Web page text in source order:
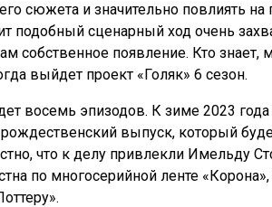
сюжета и значительно повлиять на
подобный сценарный ход очень
собственное появление. Кто
выйдет проект «Голяк» 6 сезон.
восемь эпизодов. К зиме 2023
выпуск, который
что к делу привлекли Имельду
по многосерийной ленте